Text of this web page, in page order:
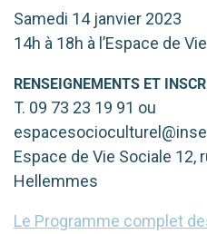
Samedi 14 jan­vier 2023
14h à 18h à l’Espace de
RENSEIGNEMENTS ET
T. 09 73 23 19 91 ou
Espace de Vie Sociale 12,
Hellemmes
Le Programme com­plet